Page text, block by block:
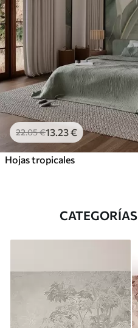
22.05€13 .23€
Hojas tropicales